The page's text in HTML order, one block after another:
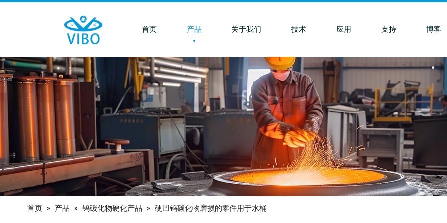
首页 产品 关于我们 技术 应用 支持 博客
首页 » 产品 » 钨碳化物硬化产品 » 硬凹钨碳化物磨损的零件用于水桶